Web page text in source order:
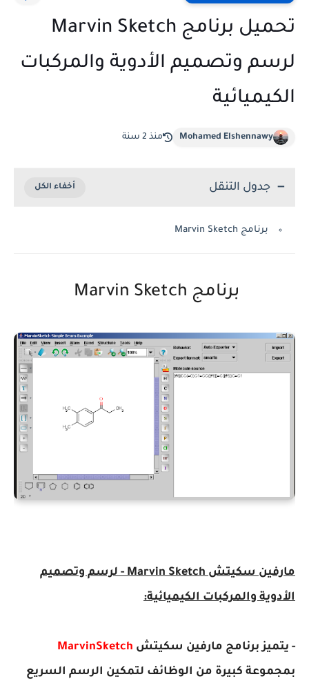
تحميل برنامج Marvin Sketch
لرسم وتصميم الأدوية والمركبات
الكيميائية
Mohamed Elshennawy منذ 2 سنة
جدول التنقل
برنامج Marvin Sketch
برنامج Marvin Sketch
مارفين سكيتش Marvin Sketch - لرسم وتصميم
الأدوية والمركبات الكيميائية:
- يتميز برنامج مارفين سكيتش MarvinSketch
بمجموعة كبيرة من الوظائف لتمكين الرسم السريع